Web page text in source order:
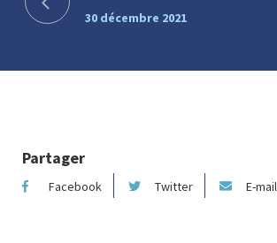
30 décembre 2021
Partager
Facebook Twitter E-mail